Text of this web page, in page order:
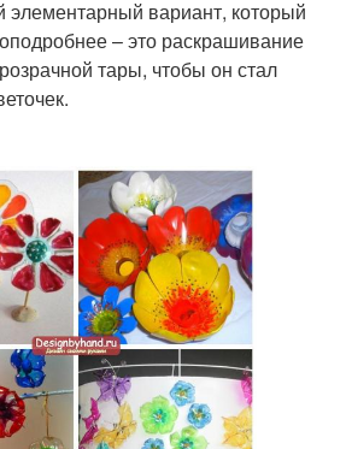
элементарный вариант, который
– это раскрашивание
тары, чтобы он стал